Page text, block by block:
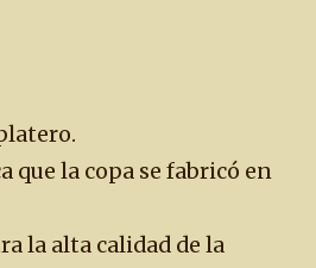
que la copa se fabricó en
la alta calidad de la